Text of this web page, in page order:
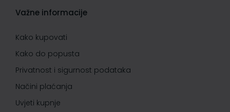
Važne informacije
Kako kupovati
Kako do popusta
Privatnost i sigurnost podataka
Načini plaćanja
Uvjeti kupnje